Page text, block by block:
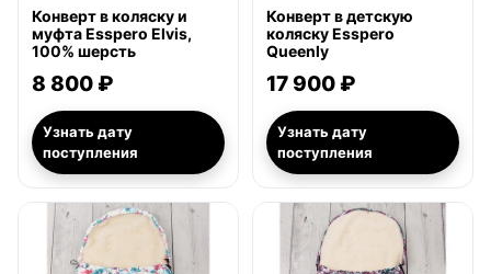
Конверт в коляску и
муфта Esspero Elvis,
100% шерсть
8 800 ₽
Узнать дату
поступления
Конверт в детскую
коляску Esspero
Queenly
17 900 ₽
Узнать дату
поступления